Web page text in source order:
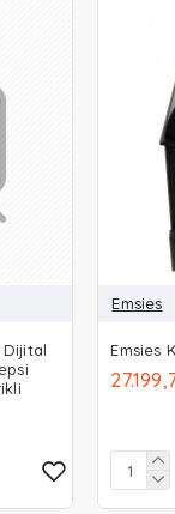
Dijital
Emsies
Emsies